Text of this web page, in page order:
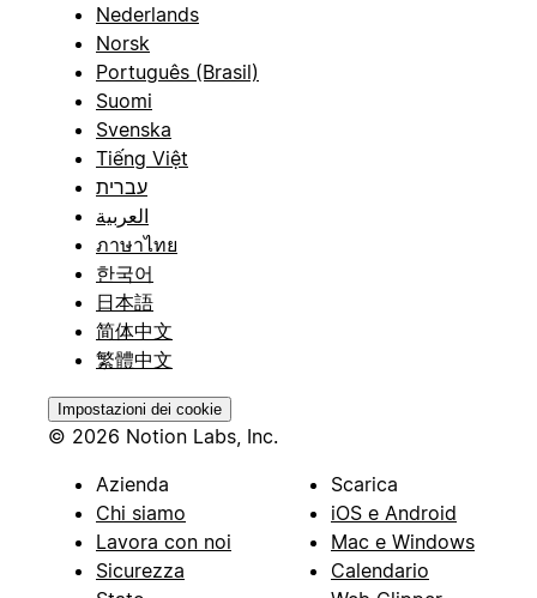
Nederlands
Norsk
Português (Brasil)
Suomi
Svenska
Tiếng Việt
עברית
العربية
ภาษาไทย
한국어
日本語
简体中文
繁體中文
Impostazioni dei cookie
© 2026 Notion Labs, Inc.
Azienda
Chi siamo
Lavora con noi
Sicurezza
Scarica
iOS e Android
Mac e Windows
Calendario